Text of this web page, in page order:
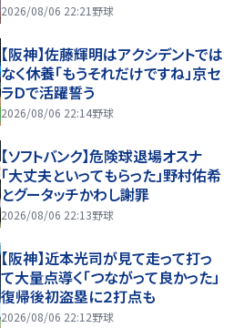
2026/08/06 22:21 野球
【阪神】佐藤輝明はアクシデントでは
なく休養「もうそれだけですね」京セ
ラＤで活躍誓う
2026/08/06 22:14野球
【ソフトバンク】危険球退場オスナ
「大丈夫といってもらった」野村佑希
とグータッチかわし謝罪
2026/08/06 22:13野球
【阪神】近本光司が見て走って打っ
て大量点導く「つながって良かった」
復帰後初盗塁に２打点も
2026/08/06 22:12野球